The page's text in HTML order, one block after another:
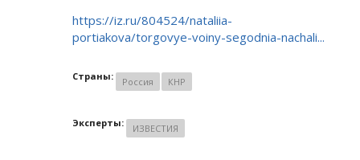
https://iz.ru/804524/nataliia-
portiakova/torgovye-voiny-segodnia-nachali...
Страны: Россия КНР
Эксперты: ИЗВЕСТИЯ